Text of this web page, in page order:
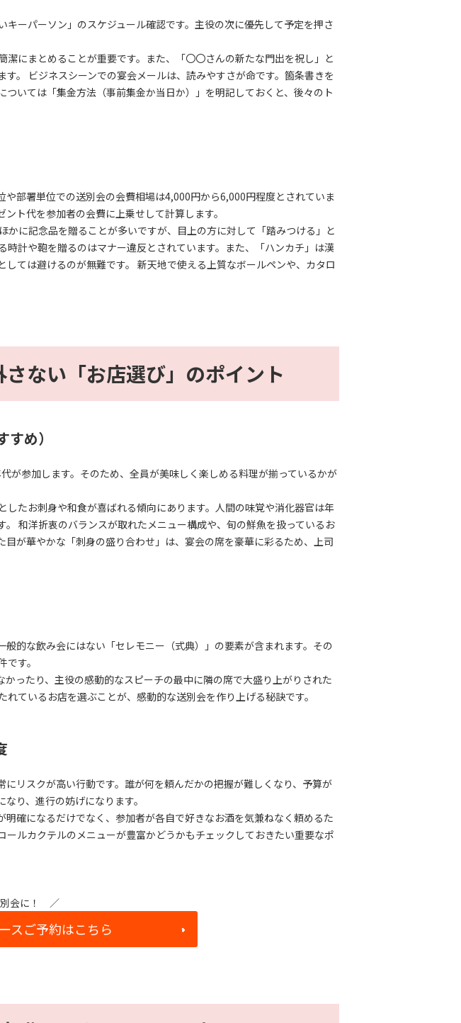
ーパーソン」のスケジュール確認です。主役の次に優先して予定を押さ
にまとめることが重要です。また、「〇〇さんの新たな門出を祝し」と
。 ビジネスシーンでの宴会メールは、読みやすさが命です。箇条書きを
いては「集金方法（事前集金か当日か）」を明記しておくと、後々のト
部署単位での送別会の会費相場は4,000円から6,000円程度とされていま
ト代を参加者の会費に上乗せして計算します。
に記念品を贈ることが多いですが、目上の方に対して「踏みつける」と
計や鞄を贈るのはマナー違反とされています。また、「ハンカチ」は漢
ては避けるのが無難です。 新天地で使える上質なボールペンや、カタロ
ない「お店選び」のポイント
め）
が参加します。そのため、全員が美味しく楽しめる料理が揃っているかが
たお刺身や和食が喜ばれる傾向にあります。人間の味覚や消化器官は年
和洋折衷のバランスが取れたメニュー構成や、旬の鮮魚を扱っているお
が華やかな「刺身の盛り合わせ」は、宴会の席を豪華に彩るため、上司
的な飲み会にはない「セレモニー（式典）」の要素が含まれます。その
す。
ったり、主役の感動的なスピーチの最中に隣の席で大盛り上がりされた
ているお店を選ぶことが、感動的な送別会を作り上げる秘訣です。
リスクが高い行動です。誰が何を頼んだかの把握が難しくなり、予算が
り、進行の妨げになります。
確になるだけでなく、参加者が各自で好きなお酒を気兼ねなく頼めるた
ルカクテルのメニューが豊富かどうかもチェックしておきたい重要なポ
会に！ ／
スご予約はこちら